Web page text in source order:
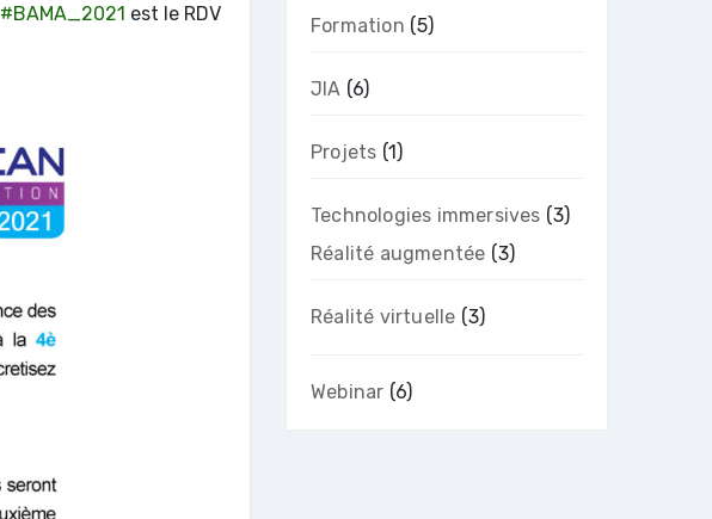
#BAMA_2021 est le RDV
Formation (5)
JIA (6)
Projets (1)
Technologies immersives (3)
Réalité augmentée (3)
Réalité virtuelle (3)
Webinar (6)